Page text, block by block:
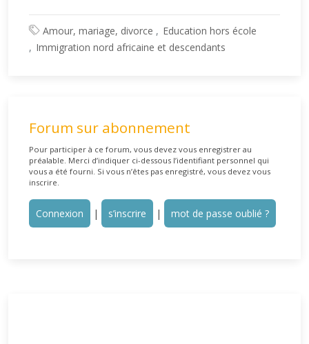
Amour, mariage, divorce
Education hors école
Immigration nord africaine et descendants
Forum sur abonnement
Pour participer à ce forum, vous devez vous enregistrer au
préalable. Merci d’indiquer ci-dessous l’identifiant personnel qui
vous a été fourni. Si vous n’êtes pas enregistré, vous devez vous
inscrire.
Connexion | s’inscrire | mot de passe oublié ?